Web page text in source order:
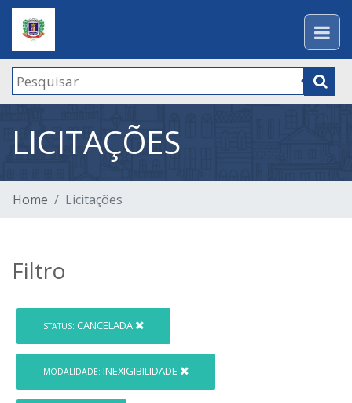
LICITAÇÕES
Home Licitações
Filtro
STATUS: CANCELADA
MODALIDADE: INEXIGIBILIDADE